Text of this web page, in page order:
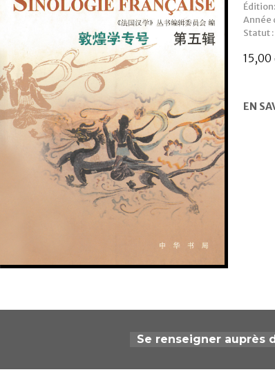
Édition:
Année
Statut :
15,00
EN
Se renseigner auprès